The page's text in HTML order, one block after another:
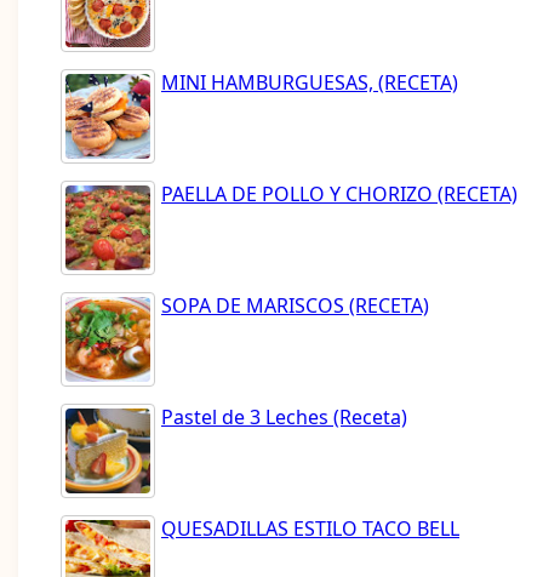
MINI HAMBURGUESAS, (RECETA)
PAELLA DE POLLO Y CHORIZO (RECETA)
SOPA DE MARISCOS (RECETA)
Pastel de 3 Leches (Receta)
QUESADILLAS ESTILO TACO BELL